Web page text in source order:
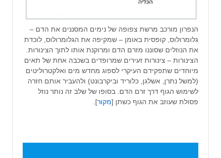
הנפרון מורכב מרשת צפופה של נימים המסננים את הדם –
גלומרולוס, קופסית באומן – שמקיפה את הגלומרולוס, לוכדת
את הנוזלים שסוננו מזרם הדם ומרוקנת אותו לתוך הצינורות.
הצינורות – צינורות זעירים שמרופדים בשכבה אחת של תאים
מיוחדים שתפקידם העיקרי לספוג מחדש מים ואלקטרוליטים
(למשל נתרן, אשלגן, כלוריד וביקרבונט) ולהעביר אותם חזרה
לשימוש הגוף דרך זרם הדם. בסופו של שלב זה נותר נוזל
פסולת שעוזב את הגוף כשתן [מקור].